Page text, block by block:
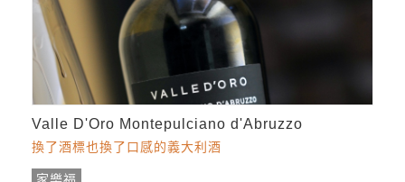
Valle D'Oro Montepulciano d'Abruzzo
換了酒標也換了口感的義大利酒
家樂福